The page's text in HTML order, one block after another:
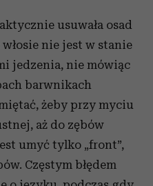
usuwała osad
nie jest w stanie
jedzenia, nie mówiąc
barwnikach
żeby przy myciu
aż do zębów
umyć tylko „front”,
Częstym błędem